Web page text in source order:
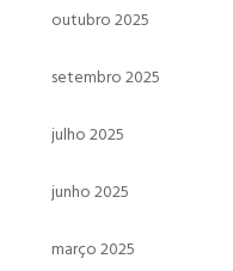
outubro 2025
setembro 2025
julho 2025
junho 2025
março 2025